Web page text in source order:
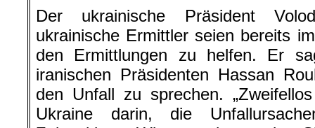
Der ukrainische Präsident
ukrainische Ermittler seien bereits
den Ermittlungen zu helfen. Er
iranischen Präsidenten Hassan
den Unfall zu sprechen.
Ukraine darin, die